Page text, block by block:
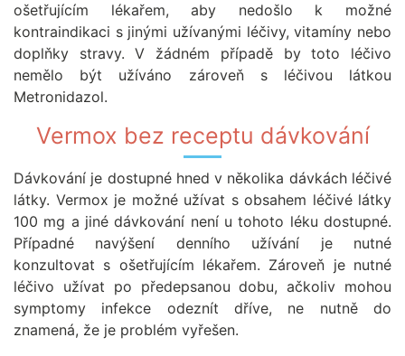
ošetřujícím lékařem, aby nedošlo k možné
kontraindikaci s jinými užívanými léčivy, vitamíny nebo
doplňky stravy. V žádném případě by toto léčivo
nemělo být užíváno zároveň s léčivou látkou
Metronidazol.
Vermox bez receptu dávkování
Dávkování je dostupné hned v několika dávkách léčivé
látky. Vermox je možné užívat s obsahem léčivé látky
100 mg a jiné dávkování není u tohoto léku dostupné.
Případné navýšení denního užívání je nutné
konzultovat s ošetřujícím lékařem. Zároveň je nutné
léčivo užívat po předepsanou dobu, ačkoliv mohou
symptomy infekce odeznít dříve, ne nutně do
znamená, že je problém vyřešen.